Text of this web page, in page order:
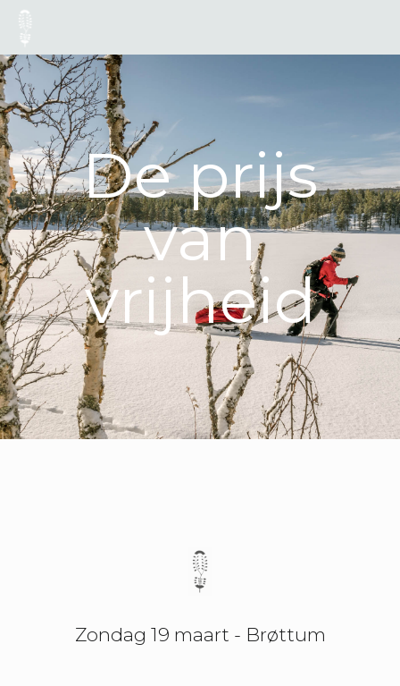
De prijs
van
vrijheid
Zondag 19 maart - Brøttum